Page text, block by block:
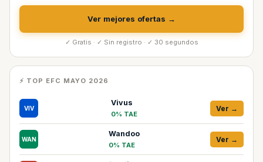
Ver mejores ofertas →
✓ Gratis · ✓ Sin registro · ✓ 30 segundos
⚡ TOP EFC MAYO 2026
VIV
Vivus
0% TAE
Ver →
WAN
Wandoo
0% TAE
Ver →